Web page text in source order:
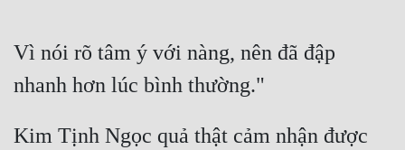
Vì nói rõ tâm ý với nàng, nên đã đập
nhanh hơn lúc bình thường."
Kim Tịnh Ngọc quả thật cảm nhận được